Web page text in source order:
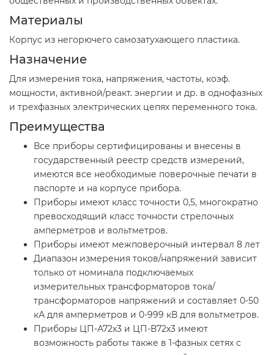
Материалы
Корпус из негорючего самозатухающего пластика.
Назначение
Для измерения тока, напряжения, частоты, коэф.
мощности, активной/реакт. энергии и др. в однофазных
и трехфазных электрических цепях переменного тока.
Преимущества
Все приборы сертифицированы и внесены в
государственный реестр средств измерений,
имеются все необходимые поверочные печати в
паспорте и на корпусе прибора.
Приборы имеют класс точности 0,5, многократно
превосходящий класс точности стрелочных
амперметров и вольтметров.
Приборы имеют межповерочный интервал 8 лет
Диапазон измерения токов/напряжений зависит
только от номинала подключаемых
измерительных трансформаторов тока/
трансформаторов напряжений и составляет 0-50
кА для амперметров и 0-999 кВ для вольтметров.
Приборы ЦП-А72х3 и ЦП-В72х3 имеют
возможность работы также в 1-фазных сетях с